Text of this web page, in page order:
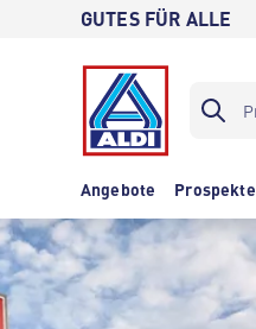
GUTES FÜR ALLE
Angebote Prospekte